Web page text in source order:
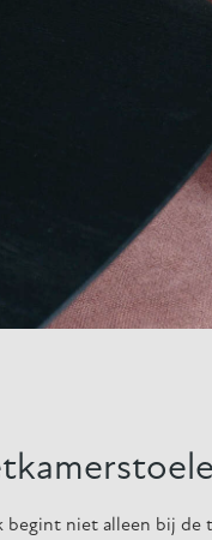
wij je
begint niet alleen bij de